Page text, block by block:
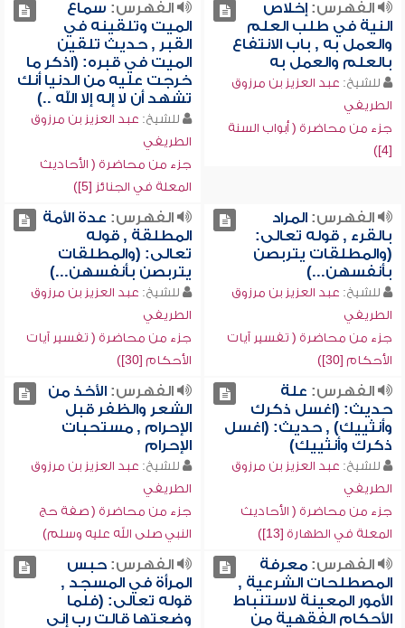
الفهرس:إخلاص
النية في طلب العلم
والعمل به , باب الانتفاع
بالعلم والعمل به
للشيخ: عبد العزيز بن مرزوق
الطريفي
جزء من محاضرة ( أبواب السنة
[4])
الفهرس: سماع
الميت وتلقينه في
القبر , حديث تلقين
الميت في قبره: (اذكر ما
خرجت عليه من الدنيا أنك
تشهد أن لا إله إلا الله ..)
للشيخ: عبد العزيز بن مرزوق
الطريفي
جزء من محاضرة ( الأحاديث
المعلة في الجنائز [5])
الفهرس:المراد
بالقرء , قوله تعالى:
(والمطلقات يتربصن
بأنفسهن...)
للشيخ: عبد العزيز بن مرزوق
الطريفي
جزء من محاضرة ( تفسير آيات
الأحكام [30])
الفهرس: عدة الأمة
المطلقة , قوله
تعالى: (والمطلقات
يتربصن بأنفسهن...)
للشيخ: عبد العزيز بن مرزوق
الطريفي
جزء من محاضرة ( تفسير آيات
الأحكام [30])
الفهرس: علة
حديث: (اغسل ذكرك
وأنثييك) , حديث: (اغسل
ذكرك وأنثييك)
للشيخ: عبد العزيز بن مرزوق
الطريفي
جزء من محاضرة ( الأحاديث
المعلة في الطهارة [13])
الفهرس:الأخذ من
الشعر والظفر قبل
الإحرام , مستحبات
الإحرام
للشيخ: عبد العزيز بن مرزوق
الطريفي
جزء من محاضرة ( صفة حج
النبي صلى الله عليه وسلم)
الفهرس:معرفة
المصطلحات الشرعية ,
الأمور المعينة لاستنباط
الأحكام الفقهية من
الفهرس:حبس
المرأة في المسجد ,
قوله تعالى: (فلما
وضعتها قالت رب إني